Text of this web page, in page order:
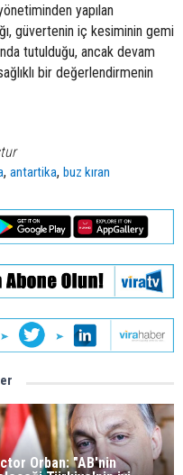
yapılan
güvertenin iç kesiminin gemi
tutulduğu, ancak devam
bir değerlendirmenin
,antartika,buz kıran
Orban: "AB'nin